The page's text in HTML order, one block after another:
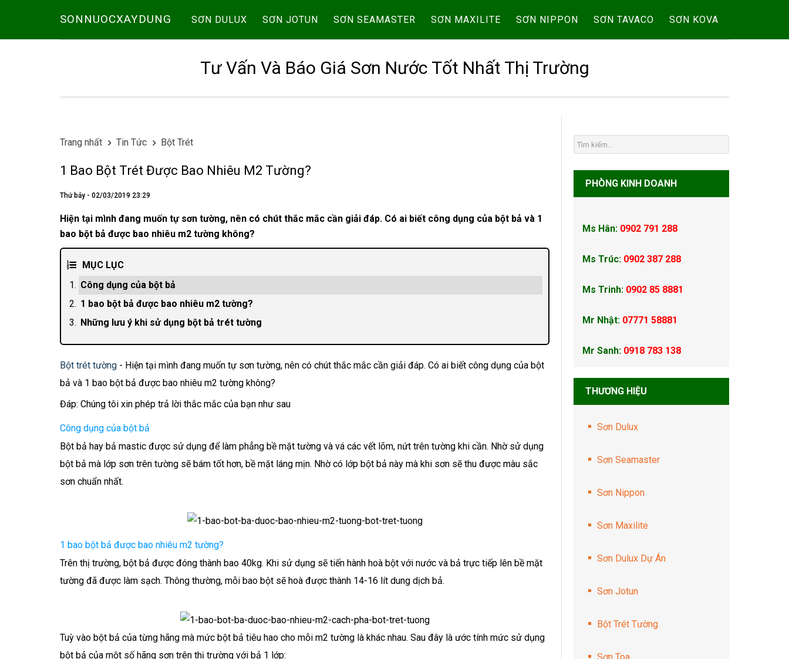
SONNUOCXAYDUNG SƠN DULUX SƠN JOTUN SƠN SEAMASTER SƠN MAXILITE SƠN NIPPON SƠN TAVACO SƠN KOVA
Tư Vấn Và Báo Giá Sơn Nước Tốt Nhất Thị Trường
Trang nhất Tin Tức Bột Trét
1 Bao Bột Trét Được Bao Nhiêu M2 Tường?
Thứ bảy - 02/03/2019 23:29
Hiện tại mình đang muốn tự sơn tường, nên có chút thắc mắc cần giải đáp. Có ai biết công dụng của bột bả và 1
bao bột bả được bao nhiêu m2 tường không?
MỤC LỤC
Công dụng của bột bả
1 bao bột bả được bao nhiêu m2 tường?
Những lưu ý khi sử dụng bột bả trét tường
Bột trét tường - Hiện tại mình đang muốn tự sơn tường, nên có chút thắc mắc cần giải đáp. Có ai biết công dụng của bột
bả và 1 bao bột bả được bao nhiêu m2 tường không?
Đáp: Chúng tôi xin phép trả lời thắc mắc của bạn như sau
Công dụng của bột bả
Bột bả hay bả mastic được sử dụng để làm phẳng bề mặt tường và vá các vết lõm, nứt trên tường khi cần. Nhờ sử dụng
bột bả mà lớp sơn trên tường sẽ bám tốt hơn, bề mặt láng mịn. Nhờ có lớp bột bả này mà khi sơn sẽ thu được màu sắc
sơn chuẩn nhất.
1 bao bột bả được bao nhiêu m2 tường?
Trên thị trường, bột bả được đóng thành bao 40kg. Khi sử dụng sẽ tiến hành hoà bột với nước và bả trực tiếp lên bề mặt
tường đã được làm sạch. Thông thường, mỗi bao bột sẽ hoà được thành 14-16 lít dung dịch bả.
Tuỳ vào bột bả của từng hãng mà mức bột bả tiêu hao cho mỗi m2 tường là khác nhau. Sau đây là ước tính mức sử dụng
bột bả của một số hãng sơn trên thị trường với bả 1 lớp:
PHÒNG KINH DOANH
Ms Hân: 0902 791 288
Ms Trúc: 0902 387 288
Ms Trinh: 0902 85 8881
Mr Nhật: 07771 58881
Mr Sanh: 0918 783 138
THƯƠNG HIỆU
Sơn Dulux
Sơn Seamaster
Sơn Nippon
Sơn Maxilite
Sơn Dulux Dự Án
Sơn Jotun
Bột Trét Tường